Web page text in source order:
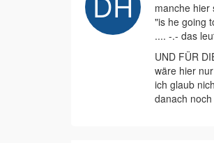
manche hier
"is he going
.... -.- das
UND FÜR
wäre hier
ich glaub
danach